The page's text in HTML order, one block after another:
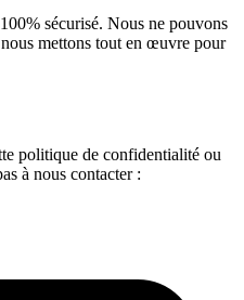
sécurisé. Nous ne pouvons
mettons tout en œuvre pour
politique de confidentialité ou
à nous contacter :